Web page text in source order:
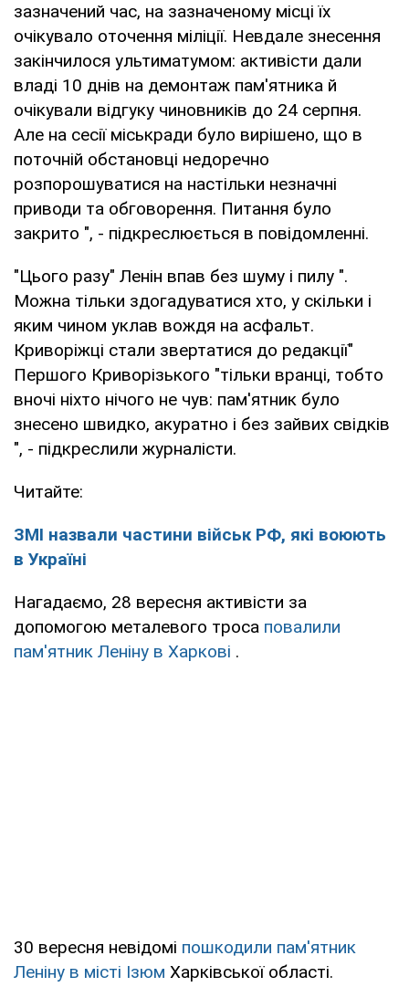
зазначений час, на зазначеному місці їх
очікувало оточення міліції. Невдале знесення
закінчилося ультиматумом: активісти дали
владі 10 днів на демонтаж пам'ятника й
очікували відгуку чиновників до 24 серпня.
Але на сесії міськради було вирішено, що в
поточній обстановці недоречно
розпорошуватися на настільки незначні
приводи та обговорення. Питання було
закрито ", - підкреслюється в повідомленні.
"Цього разу" Ленін впав без шуму і пилу ".
Можна тільки здогадуватися хто, у скільки і
яким чином уклав вождя на асфальт.
Криворіжці стали звертатися до редакції"
Першого Криворізького "тільки вранці, тобто
вночі ніхто нічого не чув: пам'ятник було
знесено швидко, акуратно і без зайвих свідків
", - підкреслили журналісти.
Читайте:
ЗМІ назвали частини військ РФ, які воюють
в Україні
Нагадаємо, 28 вересня активісти за
допомогою металевого троса повалили
пам'ятник Леніну в Харкові .
30 вересня невідомі пошкодили пам'ятник
Леніну в місті Ізюм Харківської області.